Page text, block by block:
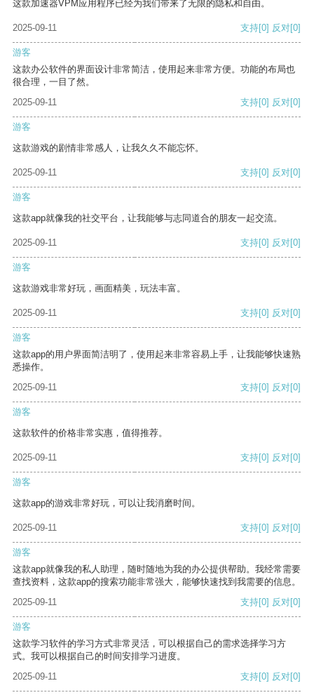
这款加速器VPM应用程序已经为我们带来了无限的隐私和自由。
2025-09-11 支持[0] 反对[0]
游客
这款办公软件的界面设计非常简洁，使用起来非常方便。功能的布局也
很合理，一目了然。
2025-09-11
支持[0] 反对[0]
游客
这款游戏的剧情非常感人，让我久久不能忘怀。
2025-09-11 支持[0] 反对[0]
游客
这款app就像我的社交平台，让我能够与志同道合的朋友一起交流。
2025-09-11 支持[0] 反对[0]
游客
这款游戏非常好玩，画面精美，玩法丰富。
2025-09-11 支持[0] 反对[0]
游客
这款app的用户界面简洁明了，使用起来非常容易上手，让我能够快速熟
悉操作。
2025-09-11
支持[0] 反对[0]
游客
这款软件的价格非常实惠，值得推荐。
2025-09-11 支持[0] 反对[0]
游客
这款app的游戏非常好玩，可以让我消磨时间。
2025-09-11 支持[0] 反对[0]
游客
这款app就像我的私人助理，随时随地为我的办公提供帮助。我经常需要
查找资料，这款app的搜索功能非常强大，能够快速找到我需要的信息。
2025-09-11
支持[0] 反对[0]
游客
这款学习软件的学习方式非常灵活，可以根据自己的需求选择学习方
式。我可以根据自己的时间安排学习进度。
2025-09-11
支持[0] 反对[0]